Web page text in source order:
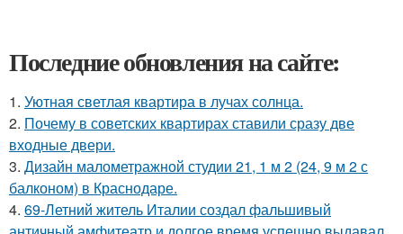
Последние обновления на сайте:
1. Уютная светлая квартира в лучах солнца.
2. Почему в советских квартирах ставили сразу две
входные двери.
3. Дизайн малометражной студии 21, 1 м 2 (24, 9 м 2 с
балконом) в Краснодаре.
4. 69-Летний житель Италии создал фальшивый